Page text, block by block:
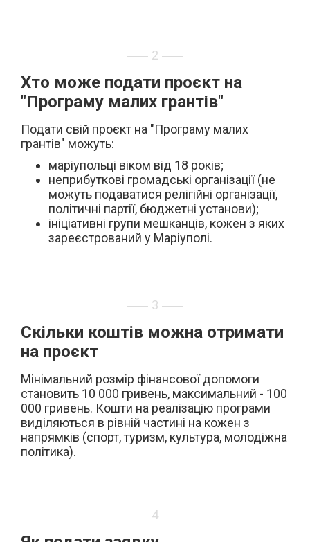
2
Хто може подати проєкт на
"Програму малих грантів"
Подати свій проєкт на "Програму малих
грантів" можуть:
маріупольці віком від 18 років;
неприбуткові громадські організації (не
можуть подаватися релігійні організації,
політичні партії, бюджетні установи);
ініціативні групи мешканців, кожен з яких
зареєстрований у Маріуполі.
3
Скільки коштів можна отримати
на проєкт
Мінімальний розмір фінансової допомоги
становить 10 000 гривень, максимальний - 100
000 гривень. Кошти на реалізацію програми
виділяються в рівній частині на кожен з
напрямків (спорт, туризм, культура, молодіжна
політика).
4